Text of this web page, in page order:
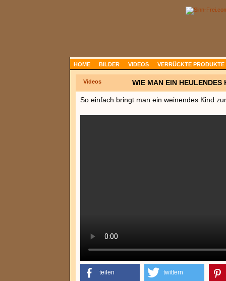
HOME BILDER VIDEOS VERRÜCKTE PRODUKTE
Videos WIE MAN EIN HEULENDES
So einfach bringt man ein weinendes Kind
teilen twittern